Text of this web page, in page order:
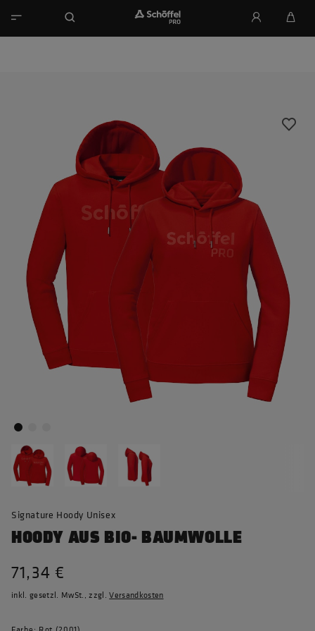
Signature Hoody Unisex
HOODY AUS BIO- BAUMWOLLE
71,34 €
inkl. gesetzl. MwSt., zzgl.Versandkosten